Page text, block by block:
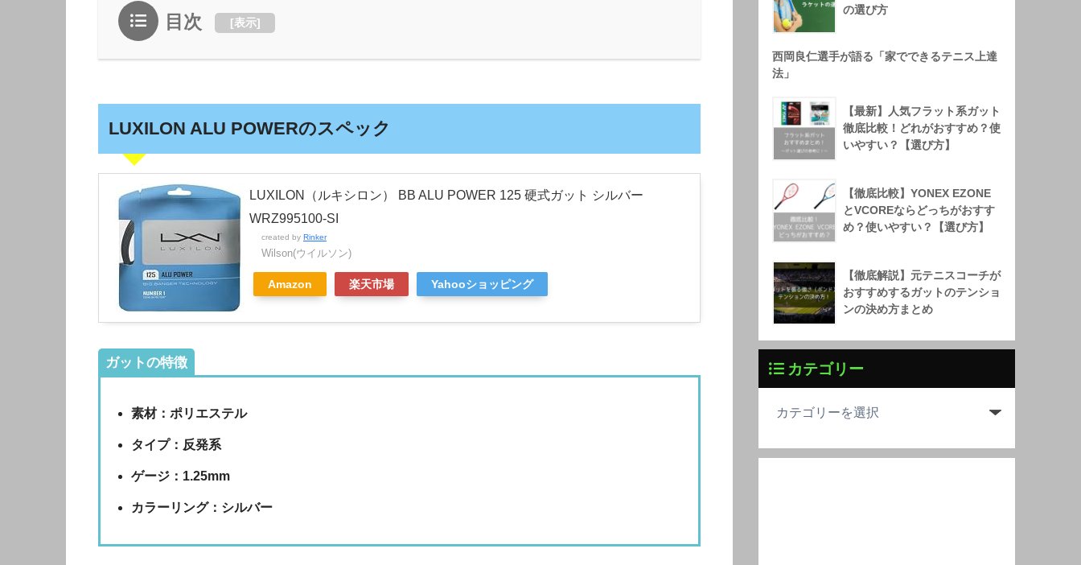
目次 [表示]
LUXILON ALU POWERのスペック
LUXILON（ルキシロン） BB ALU POWER 125 硬式ガット シルバー
WRZ995100-SI
created by Rinker
Wilson(ウイルソン)
Amazon 楽天市場 Yahooショッピング
ガットの特徴
素材：ポリエステル
タイプ：反発系
ゲージ：1.25mm
カラーリング：シルバー
の選び方
西岡良仁選手が語る「家でできるテニス上達
法」
【最新】人気フラット系ガット
徹底比較！どれがおすすめ？使
いやすい？【選び方】
【徹底比較】YONEX EZONE
とVCOREならどっちがおすす
め？使いやすい？【選び方】
【徹底解説】元テニスコーチが
おすすめするガットのテンショ
ンの決め方まとめ
カテゴリー